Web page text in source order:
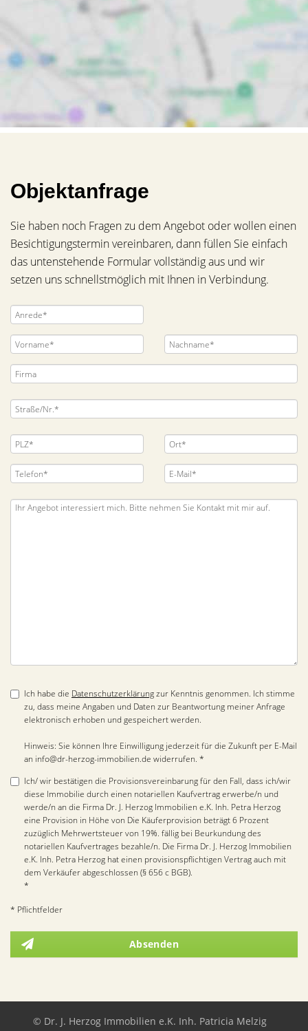
Objektanfrage
Sie haben noch Fragen zu dem Angebot oder wollen einen
Besichtigungstermin vereinbaren, dann füllen Sie einfach
das untenstehende Formular vollständig aus und wir
setzen uns schnellstmöglich mit Ihnen in Verbindung.
Ich habe die Datenschutzerklärungzur Kenntnis genommen. Ich stimme
zu, dass meine Angaben und Daten zur Beantwortung meiner Anfrage
elektronisch erhoben und gespeichert werden.
Hinweis: Sie können Ihre Einwilligung jederzeit für die Zukunft per E-Mail
an info@dr-herzog-immobilien.de widerrufen. *
Ich/ wir bestätigen die Provisionsvereinbarung für den Fall, dass ich/wir
diese Immobilie durch einen notariellen Kaufvertrag erwerbe/n und
werde/n an die Firma Dr. J. Herzog Immobilien e.K. Inh. Petra Herzog
eine Provision in Höhe von Die Käuferprovision beträgt 6 Prozent
zuzüglich Mehrwertsteuer von 19%. fällig bei Beurkundung des
notariellen Kaufvertrages bezahle/n. Die Firma Dr. J. Herzog Immobilien
e.K. Inh. Petra Herzog hat einen provisionspflichtigen Vertrag auch mit
dem Verkäufer abgeschlossen (§ 656 c BGB).
*
* Pflichtfelder
Absenden
© Dr. J. Herzog Immobilien e.K. Inh. Patricia Melzig